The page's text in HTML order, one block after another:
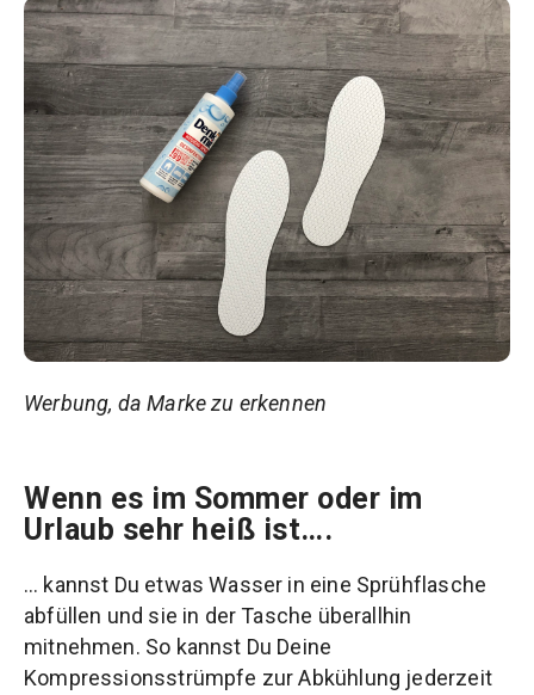
Werbung, da Marke zu erkennen
Wenn es im Sommer oder im
Urlaub sehr heiß ist….
… kannst Du etwas Wasser in eine Sprühflasche
abfüllen und sie in der Tasche überallhin
mitnehmen. So kannst Du Deine
Kompressionsstrümpfe zur Abkühlung jederzeit